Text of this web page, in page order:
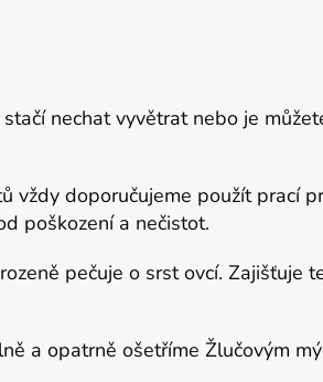
nechat vyvětrat nebo je
vždy doporučujeme použít prací
poškození a nečistot.
pečuje o srst ovcí. Zajišťuje
a opatrně ošetříme Žlučovým